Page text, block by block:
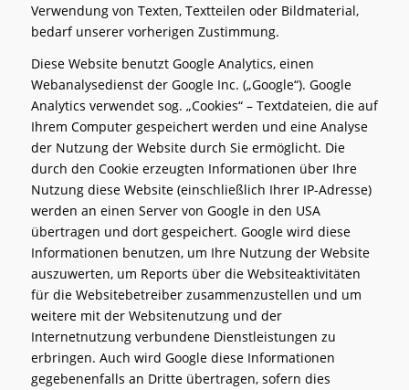
Verwendung von Texten, Textteilen oder Bildmaterial,
bedarf unserer vorherigen Zustimmung.
Diese Website benutzt Google Analytics, einen
Webanalysedienst der Google Inc. („Google“). Google
Analytics verwendet sog. „Cookies“ – Textdateien, die auf
Ihrem Computer gespeichert werden und eine Analyse
der Nutzung der Website durch Sie ermöglicht. Die
durch den Cookie erzeugten Informationen über Ihre
Nutzung diese Website (einschließlich Ihrer IP-Adresse)
werden an einen Server von Google in den USA
übertragen und dort gespeichert. Google wird diese
Informationen benutzen, um Ihre Nutzung der Website
auszuwerten, um Reports über die Websiteaktivitäten
für die Websitebetreiber zusammenzustellen und um
weitere mit der Websitenutzung und der
Internetnutzung verbundene Dienstleistungen zu
erbringen. Auch wird Google diese Informationen
gegebenenfalls an Dritte übertragen, sofern dies